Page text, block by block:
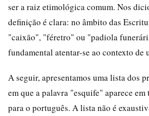
ser a raiz etimológica comum. Nos
definição é clara: no âmbito das
"caixão", "féretro" ou "padiola
fundamental atentar-se ao contexto de
A seguir, apresentamos uma lista dos
em que a palavra "esquife" aparece
para o português. A lista não é